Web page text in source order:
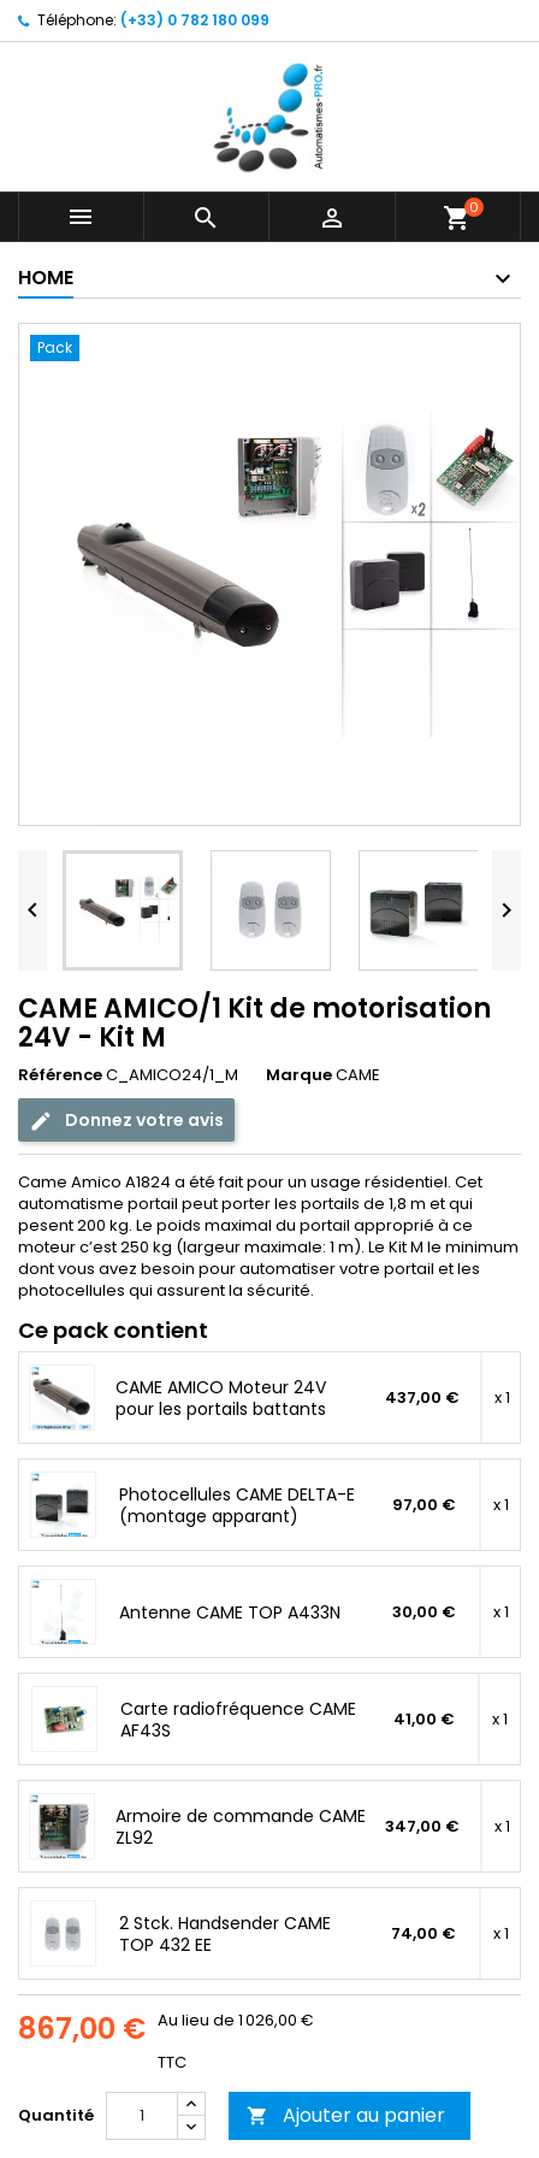
Téléphone: (+33) 0 782 180 099
   shopping_cart0
HOME
Pack
 
CAME AMICO/1 Kit de motorisation
24V - Kit M
RéférenceC_AMICO24/1_M MarqueCAME
Donnez votre avis
Came Amico A1824 a été fait pour un usage résidentiel. Cet
automatisme portail peut porter les portails de 1,8 m et qui
pesent 200 kg. Le poids maximal du portail approprié à ce
moteur c’est 250 kg (largeur maximale: 1 m). Le Kit M le minimum
dont vous avez besoin pour automatiser votre portail et les
photocellules qui assurent la sécurité.
Ce pack contient
CAME AMICO Moteur 24V
pour les portails battants
437,00 € x 1
Photocellules CAME DELTA-E
(montage apparant)
97,00 € x 1
Antenne CAME TOP A433N 30,00 € x 1
Carte radiofréquence CAME
AF43S
41,00 € x 1
Armoire de commande CAME
ZL92
347,00 € x 1
2 Stck. Handsender CAME
TOP 432 EE
74,00 € x 1
867,00 € Au lieu de 1 026,00 €
TTC
Quantité  Ajouter au panier